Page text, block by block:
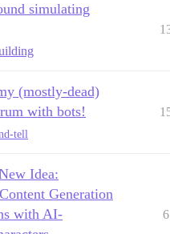
simulating
(mostly-dead)
with bots!
tell
Idea:
Generation
with AI-
6